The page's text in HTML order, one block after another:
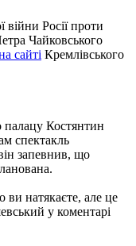
Росії проти
Чайковського
сайті Кремлівського
палацу Костянтин
спектакль
запевнив, що
натякаєте, але це
у коментарі